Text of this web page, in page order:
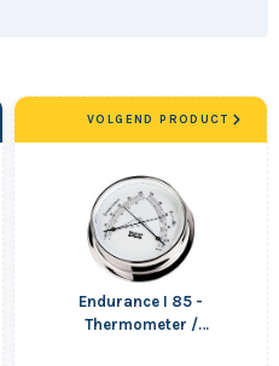
Endurance I 85 -
Thermometer /
VOLGEND PRODUCT